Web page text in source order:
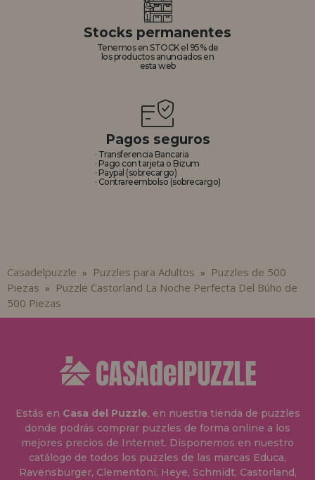
Stocks permanentes
Tenemos en STOCK el 95% de
los productos anunciados en
esta web
Pagos seguros
· Transferencia Bancaria
· Pago con tarjeta o Bizum
· Paypal (sobrecargo)
· Contrareembolso (sobrecargo)
Casadelpuzzle » Puzzles para Adultos »
Puzzles de 500
Piezas »
Puzzle Castorland La Noche Perfecta Del Búho de
500 Piezas
Estás en Casa del Puzzle, en nuestra tienda de puzzles
donde podrás comprar puzzles de forma online a los
mejores precios de Internet. Disponemos en nuestro
catálogo de todos los puzzles de las marcas Educa,
Ravensburger, Clementoni, Heye, Schmidt, Castorland,